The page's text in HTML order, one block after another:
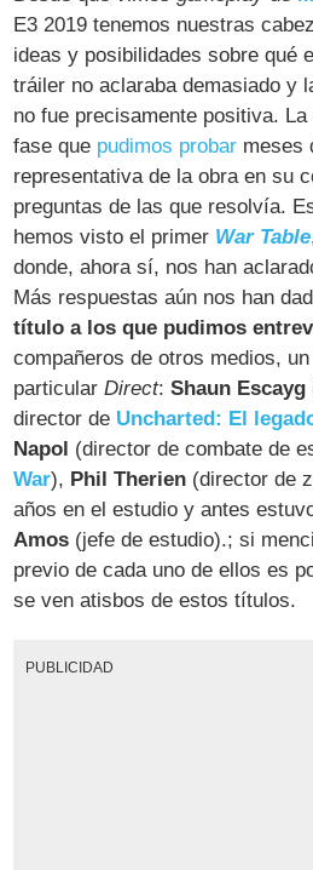
E3 2019 tenemos nuestras
ideas y posibilidades sobre qué
tráiler no aclaraba demasiado y
no fue precisamente positiva.
fase que pudimos probar meses
representativa de la obra en su
preguntas de las que resolvía.
hemos visto el primer War Table
donde, ahora sí, nos han
Más respuestas aún nos han
título a los que pudimos
compañeros de otros medios,
particularDirect:Shaun Escayg
director de Uncharted: El
Napol (director de combate de
War), Phil Therien (director de
años en el estudio y antes
Amos (jefe de estudio).; si
previo de cada uno de ellos es
se ven atisbos de estos títulos.
PUBLICIDAD